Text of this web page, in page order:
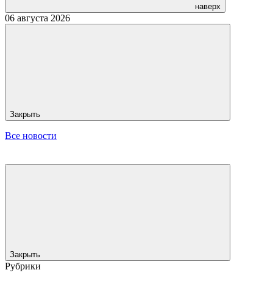
наверх
06 августа 2026
Закрыть
Все новости
Закрыть
Рубрики